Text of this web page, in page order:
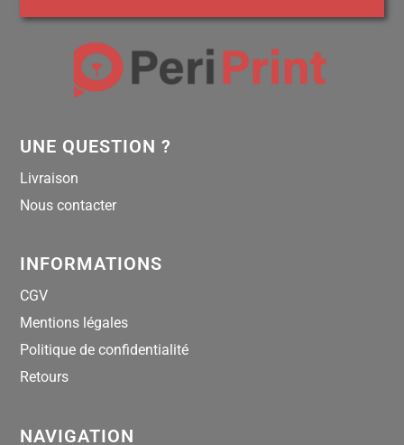
UNE QUESTION ?
Livraison
Nous contacter
INFORMATIONS
CGV
Mentions légales
Politique de confidentialité
Retours
NAVIGATION